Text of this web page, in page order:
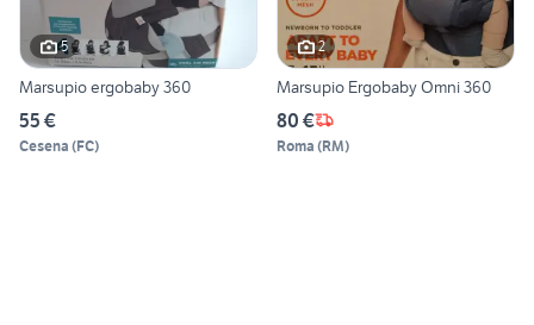
5
Marsupio ergobaby 360
55 €
Cesena (FC)
2
Marsupio Ergobaby Omni 360
80 €
Roma (RM)